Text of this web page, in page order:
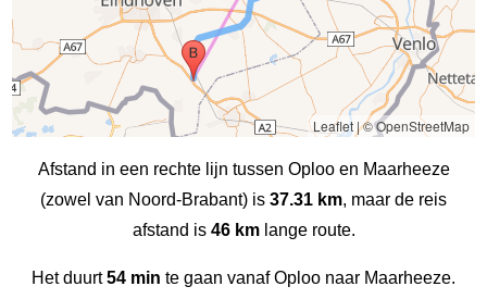
Leaflet|© OpenStreetMap
Afstand in een rechte lijn tussen Oploo en Maarheeze
(zowel van Noord-Brabant) is 37.31 km, maar de reis
afstand is 46 kmlange route.
Het duurt54 min te gaan vanaf Oploo naar Maarheeze.